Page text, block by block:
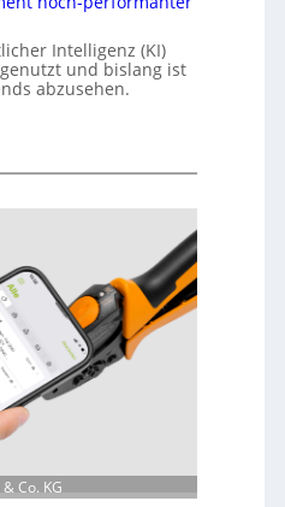
Intelligenz (KI)
und bislang ist
abzusehen.
Co. KG